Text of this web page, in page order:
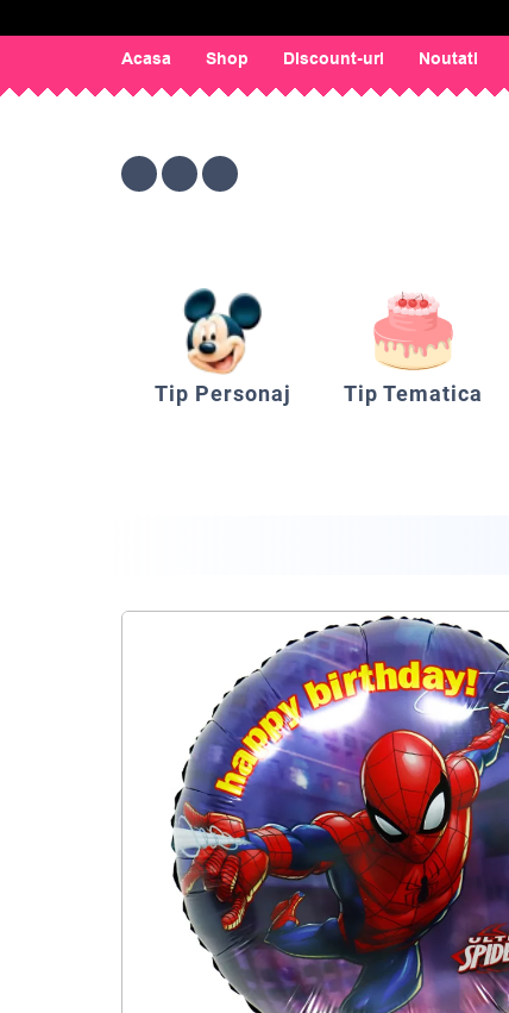
Acasa Shop Discount-uri Noutati
Tip Personaj Tip Tematica